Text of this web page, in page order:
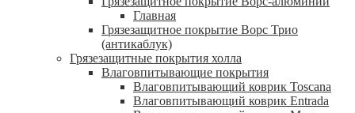
Главная
Грязезащитное покрытие Ворс Трио
(антикаблук)
Грязезащитные покрытия холла
Влаговпитывающие покрытия
Влаговпитывающий коврик Toscana
Влаговпитывающий коврик Entrada